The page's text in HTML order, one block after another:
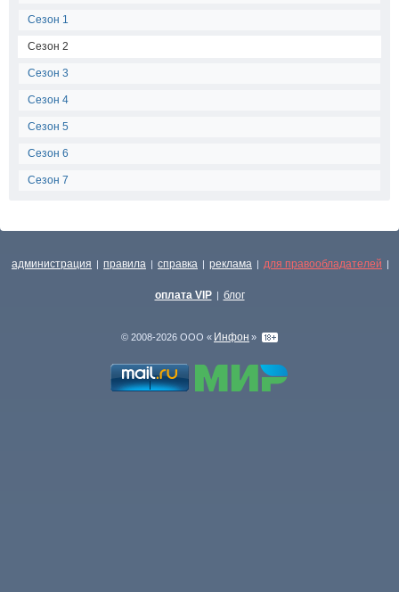
Сезон 1
Сезон 2
Сезон 3
Сезон 4
Сезон 5
Сезон 6
Сезон 7
администрация | правила | справка | реклама | для правообладателей |
оплата VIP | блог
© 2008-2026 ООО « Инфон »